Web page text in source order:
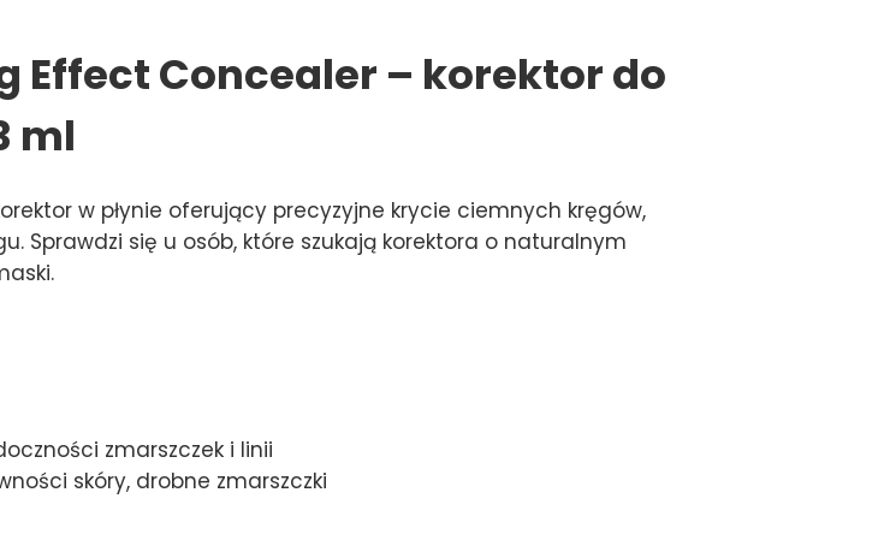
Effect Concealer – korektor do
ml
w płynie oferujący precyzyjne krycie ciemnych kręgów,
Sprawdzi się u osób, które szukają korektora o naturalnym
zmarszczek i linii
skóry, drobne zmarszczki